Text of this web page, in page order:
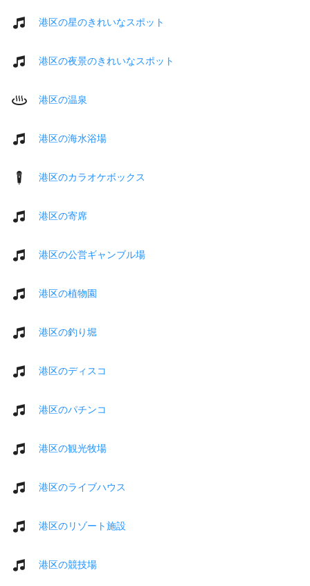
港区の星のきれいなスポット
港区の夜景のきれいなスポット
港区の温泉
港区の海水浴場
港区のカラオケボックス
港区の寄席
港区の公営ギャンブル場
港区の植物園
港区の釣り堀
港区のディスコ
港区のパチンコ
港区の観光牧場
港区のライブハウス
港区のリゾート施設
港区の競技場